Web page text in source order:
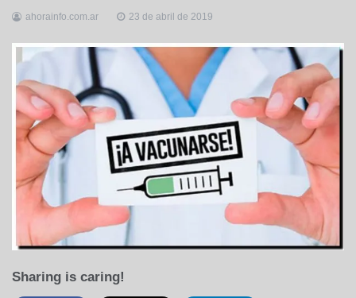
ahorainfo.com.ar 23 de abril de 2019
Sharing is caring!